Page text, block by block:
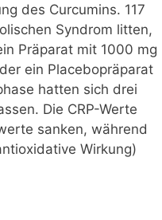
des Curcumins. 117
Syndrom litten,
Präparat mit 1000 mg
ein Placebopräparat
hatten sich drei
Die CRP-Werte
sanken, während
Wirkung)